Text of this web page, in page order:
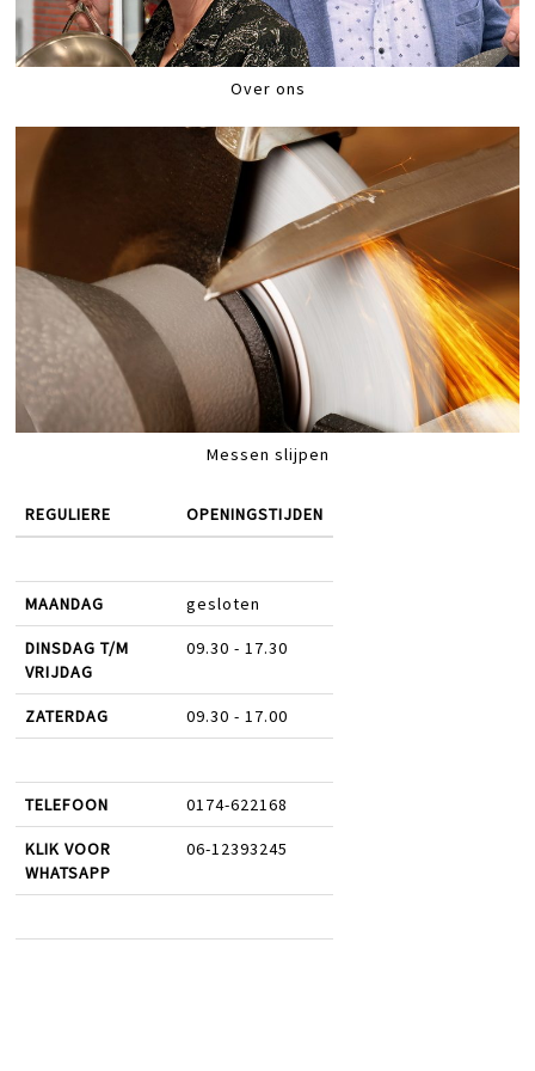
Over ons
Messen slijpen
REGULIERE OPENINGSTIJDEN
MAANDAG gesloten
DINSDAG T/M
VRIJDAG
09.30 - 17.30
ZATERDAG 09.30 - 17.00
TELEFOON 0174-622168
KLIK VOOR
WHATSAPP
06-12393245